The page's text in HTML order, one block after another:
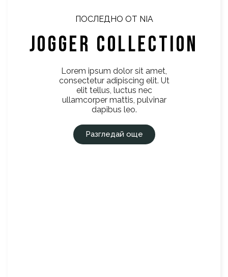
ПОСЛЕДНО ОТ NIA
JOGGER COLLECTION
Lorem ipsum dolor sit amet,
consectetur adipiscing elit. Ut
elit tellus, luctus nec
ullamcorper mattis, pulvinar
dapibus leo.
Разгледай още